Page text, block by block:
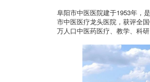
阜阳市中医医院建于1953年，
市中医医疗龙头医院，获评全
万人口中医药医疗、教学、科